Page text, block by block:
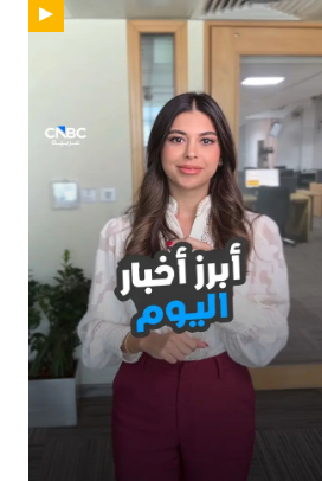
01:14